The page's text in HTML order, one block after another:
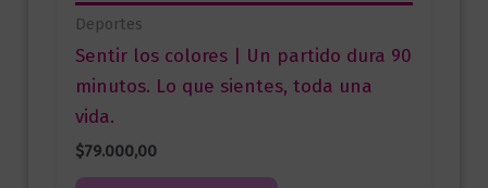
Deportes
Sentir los colores | Un partido dura 90
minutos. Lo que sientes, toda una
vida.
$79.000,00